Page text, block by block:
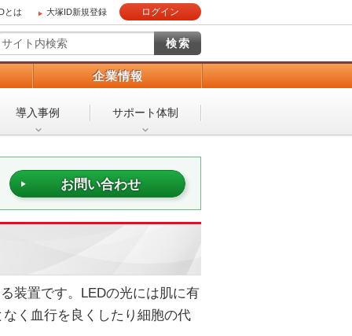
とは 大塚ID新規登録 ログイン
企業情報
導入事例 サポート体制
お問い合わせ
装置です。LEDの光には肌に有
く血行を良くしたり細胞の代